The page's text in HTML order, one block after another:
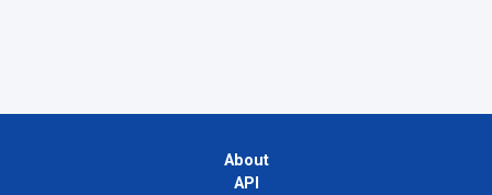
About
API